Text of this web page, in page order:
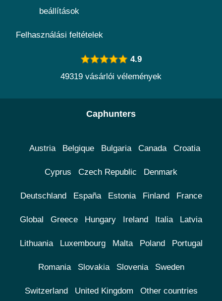
beállítások
Felhasználási feltételek
4.9
49319 vásárlói vélemények
Caphunters
Austria Belgique Bulgaria Canada Croatia
Cyprus Czech Republic Denmark
Deutschland España Estonia Finland France
Global Greece Hungary Ireland Italia Latvia
Lithuania Luxembourg Malta Poland Portugal
Romania Slovakia Slovenia Sweden
Switzerland United Kingdom Other countries